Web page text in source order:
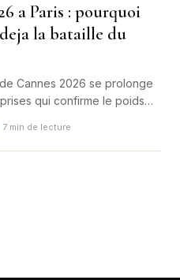
a Paris : pourquoi
la bataille du
Cannes 2026 se prolonge
qui confirme le poids
7 min de lecture